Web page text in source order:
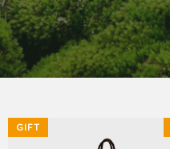
GIFT